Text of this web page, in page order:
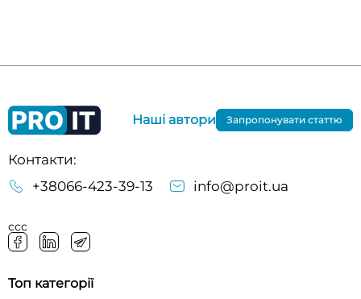
Контакти:
+38066-423-39-13
info@proit.ua
ссс
Наші автори Запропонувати статтю
Топ категорії